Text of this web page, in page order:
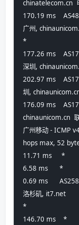
chinatelecom.cn
170.19 ms
广州,
*
177.26 ms
深圳,
202.97 ms
圳,
176.09 ms
chinaunicom.cn
广州移动 - ICMP
hops max, 52
11.71
6.58
0.69 ms
洛杉矶, it7.net
*
146.70 ms    *